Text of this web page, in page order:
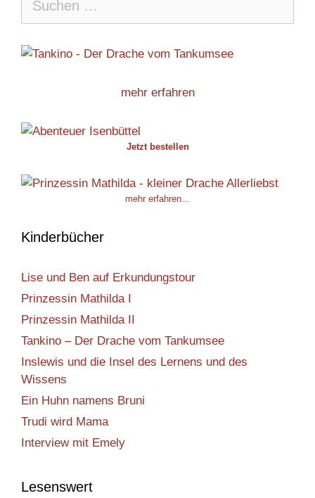
nach:
mehr erfahren
Jetzt bestellen
mehr erfahren...
Kinderbücher
Lise und Ben auf Erkundungstour
Prinzessin Mathilda I
Prinzessin Mathilda II
Tankino – Der Drache vom Tankumsee
Inslewis und die Insel des Lernens und des
Wissens
Ein Huhn namens Bruni
Trudi wird Mama
Interview mit Emely
Lesenswert